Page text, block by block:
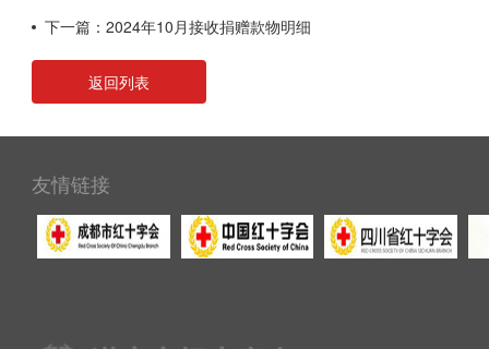
下一篇：2024年10月接收捐赠款物明细
返回列表
友情链接